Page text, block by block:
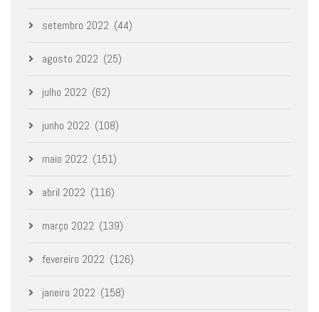
setembro 2022 (44)
agosto 2022 (25)
julho 2022 (62)
junho 2022 (108)
maio 2022 (151)
abril 2022 (116)
março 2022 (139)
fevereiro 2022 (126)
janeiro 2022 (158)